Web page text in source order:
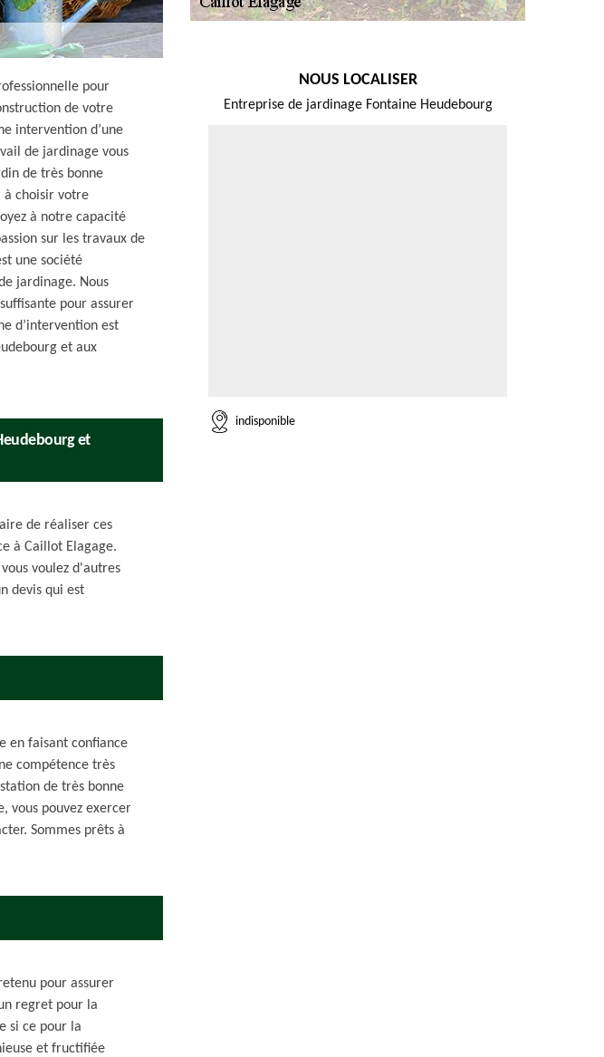
pour
de votre
intervention d’une
de jardinage vous
de très bonne
à choisir votre
à notre capacité
sur les travaux de
une société
jardinage. Nous
pour assurer
d’intervention est
et aux
et
de réaliser ces
à Caillot Elagage.
voulez d'autres
devis qui est
en faisant confiance
compétence très
de très bonne
vous pouvez exercer
Sommes prêts à
pour assurer
regret pour la
si ce pour la
et fructifiée
NOUS LOCALISER
Entreprise de jardinage Fontaine Heudebourg
indisponible